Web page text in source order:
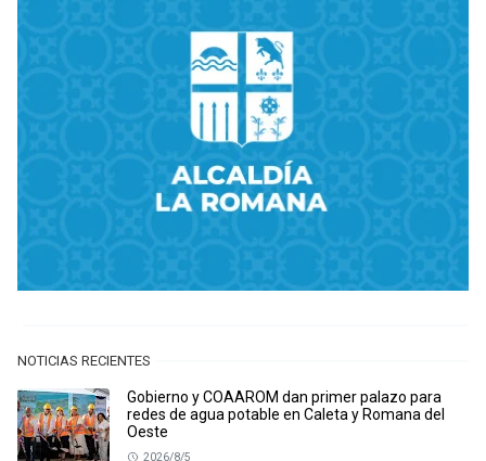
NOTICIAS RECIENTES
Gobierno y COAAROM dan primer palazo para
redes de agua potable en Caleta y Romana del
Oeste
2026/8/5